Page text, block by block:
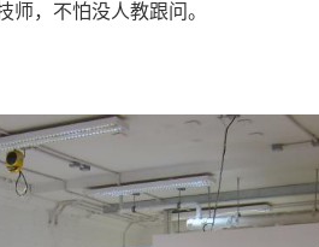
师，不怕没人教跟问。